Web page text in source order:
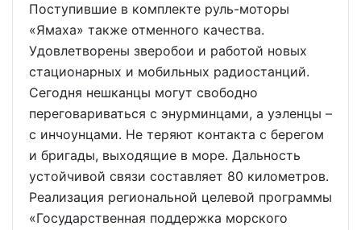
Поступившие в комплекте руль-моторы
«Ямаха» также отменного качества.
Удовлетворены зверобои и работой новых
стационарных и мобильных радиостанций.
Сегодня нешканцы могут свободно
переговариваться с энурминцами, а уэленцы –
с инчоунцами. Не теряют контакта с берегом
и бригады, выходящие в море. Дальность
устойчивой связи составляет 80 километров.
Реализация региональной целевой программы
«Государственная поддержка морского